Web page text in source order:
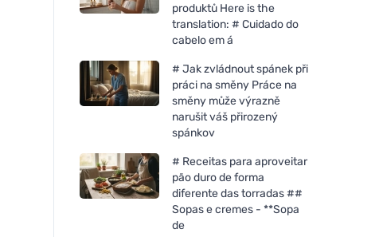
produktů Here is the
translation: # Cuidado do
cabelo em á
# Jak zvládnout spánek při
práci na směny Práce na
směny může výrazně
narušit váš přirozený
spánkov
# Receitas para aproveitar
pão duro de forma
diferente das torradas ##
Sopas e cremes - **Sopa
de